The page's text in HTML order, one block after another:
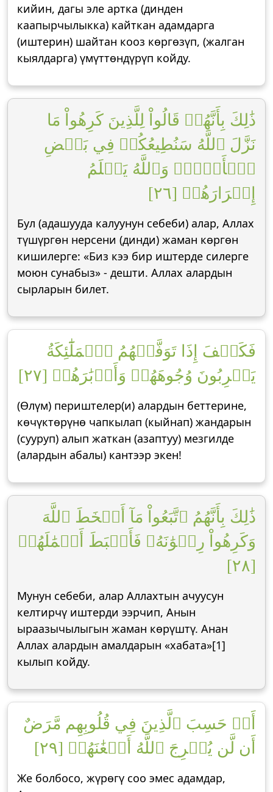
кийин, дагы эле артка (динден
каапырчылыкка) кайткан адамдарга
(иштерин) шайтан кооз көргөзүп, (жалган
кыялдарга) үмүттөндүрүп койду.
ذَٰلِكَ بِأَنَّهُمۡ قَالُواْ لِلَّذِينَ كَرِهُواْ مَا
نَزَّلَ ٱللَّهُ سَنُطِيعُكُمۡ فِي بَعۡضِ
ٱلۡأَمۡرِۖ وَٱللَّهُ يَعۡلَمُ
إِسۡرَارَهُمۡ [٢٦]
Бул (адашууда калуунун себеби) алар, Аллах
түшүргөн нерсени (динди) жаман көргөн
кишилерге: «Биз кээ бир иштерде силерге
моюн сунабыз» - дешти. Аллах алардын
сырларын билет.
فَكَيۡفَ إِذَا تَوَفَّتۡهُمُ ٱلۡمَلَٰٓئِكَةُ
يَضۡرِبُونَ وُجُوهَهُمۡ وَأَدۡبَٰرَهُمۡ [٢٧]
(Өлүм) периштелер(и) алардын беттерине,
көчүктөрүнө чапкылап (кыйнап) жандарын
(сууруп) алып жаткан (азаптуу) мезгилде
(алардын абалы) кантээр экен!
ذَٰلِكَ بِأَنَّهُمُ ٱتَّبَعُواْ مَآ أَسۡخَطَ ٱللَّهَ
وَكَرِهُواْ رِضۡوَٰنَهُۥ فَأَحۡبَطَ أَعۡمَٰلَهُمۡ
[٢٨]
Мунун себеби, алар Аллахтын ачуусун
келтирчү иштерди ээрчип, Анын
ыраазычылыгын жаман көрүштү. Анан
Аллах алардын амалдарын «хабата»[1]
кылып койду.
أَمۡ حَسِبَ ٱلَّذِينَ فِي قُلُوبِهِم مَّرَضٌ
أَن لَّن يُخۡرِجَ ٱللَّهُ أَضۡغَٰنَهُمۡ [٢٩]
Же болбосо, жүрөгү соо эмес адамдар,